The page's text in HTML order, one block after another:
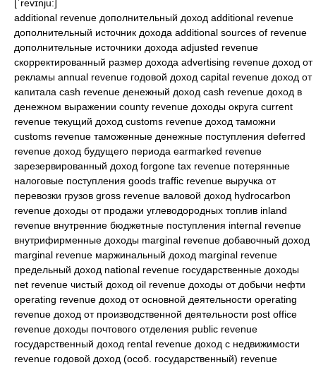
[ˈrevɪnju:]
additional revenue дополнительный доход additional revenue
дополнительный источник дохода additional sources of revenue
дополнительные источники дохода adjusted revenue
скорректированный размер дохода advertising revenue доход от
рекламы annual revenue годовой доход capital revenue доход от
капитала cash revenue денежный доход cash revenue доход в
денежном выражении county revenue доходы округа current
revenue текущий доход customs revenue доход таможни
customs revenue таможенные денежные поступления deferred
revenue доход будущего периода earmarked revenue
зарезервированный доход forgone tax revenue потерянные
налоговые поступления goods traffic revenue выручка от
перевозки грузов gross revenue валовой доход hydrocarbon
revenue доходы от продажи углеводородных топлив inland
revenue внутренние бюджетные поступления internal revenue
внутрифирменные доходы marginal revenue добавочный доход
marginal revenue маржинальный доход marginal revenue
предельный доход national revenue государственные доходы
net revenue чистый доход oil revenue доходы от добычи нефти
operating revenue доход от основной деятельности operating
revenue доход от производственной деятельности post office
revenue доходы почтового отделения public revenue
государственный доход rental revenue доход с недвижимости
revenue годовой доход (особ. государственный) revenue